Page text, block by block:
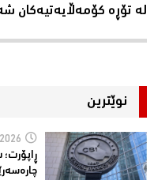
لە تۆڕە کۆمەڵایەتیەکان
نوێترین
ڕاپۆرت؛